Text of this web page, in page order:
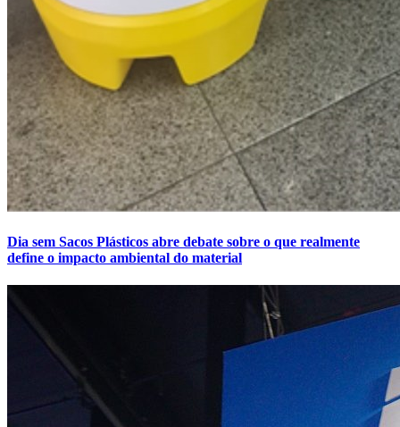
Dia sem Sacos Plásticos abre debate sobre o que realmente
define o impacto ambiental do material